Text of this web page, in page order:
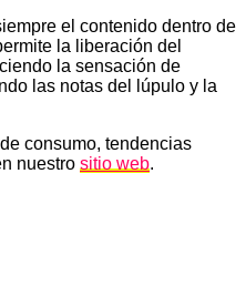
el contenido dentro de
la liberación del
la sensación de
las notas del lúpulo y la
consumo, tendencias
nuestro sitio web.